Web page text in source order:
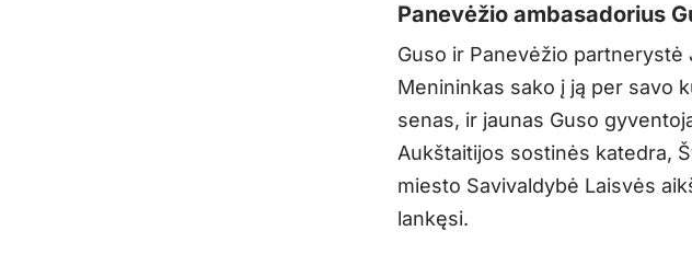
Panevėžio ambasadorius
Guso ir Panevėžio partnerystė
Menininkas sako į ją per savo
senas, ir jaunas Guso
Aukštaitijos sostinės katedra,
miesto Savivaldybė Laisvės
lankęsi.